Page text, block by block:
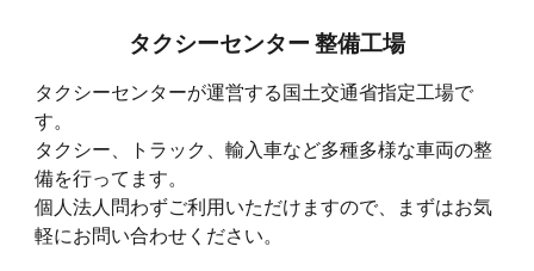
タクシーセンター 整備工場
タクシーセンターが運営する国土交通省指定工場で
す。
タクシー、トラック、輸入車など多種多様な車両の整
備を行ってます。
個人法人問わずご利用いただけますので、
まずはお気
軽にお問い合わせください。